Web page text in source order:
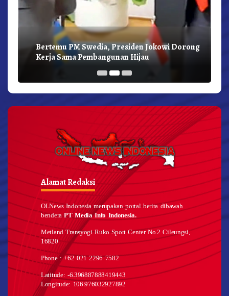
Bertemu PM Swedia, Presiden Jokowi Dorong
Kerja Sama Pembangunan Hijau
Alamat Redaksi
OLNews Indonesia merupakan portal berita dibawah
benderaPT Media Info Indonesia.
Metland Transyogi Ruko Sport Center No.2 Cileungsi,
16820
Phone : +62 021 2296 7582
Latitude: -6.396887888419443
Longitude: 106.976032927892